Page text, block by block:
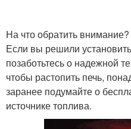
На что обратить внимание?
Если вы решили
позаботьтесь о надежной
чтобы растопить печь,
заранее подумайте о
источнике топлива.